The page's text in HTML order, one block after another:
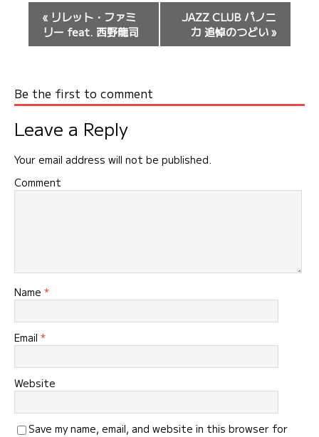
ン
ナ
ビ
ゲ
ー
シ
ョ
ン
« リレット・ファミ
リー feat. 西野龍司
JAZZ CLUB パノニ
カ 追悼のつどい»
Be the first to comment
Leave a Reply
Your email address will not be published.
Comment
Name *
Email *
Website
Save my name, email, and website in this browser for